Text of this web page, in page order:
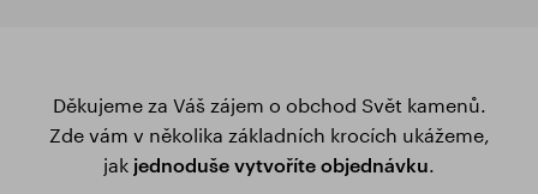
Děkujeme za Váš zájem o obchod Svět kamenů.
Zde vám v několika základních krocích ukážeme,
jak jednoduše vytvoříte objednávku.